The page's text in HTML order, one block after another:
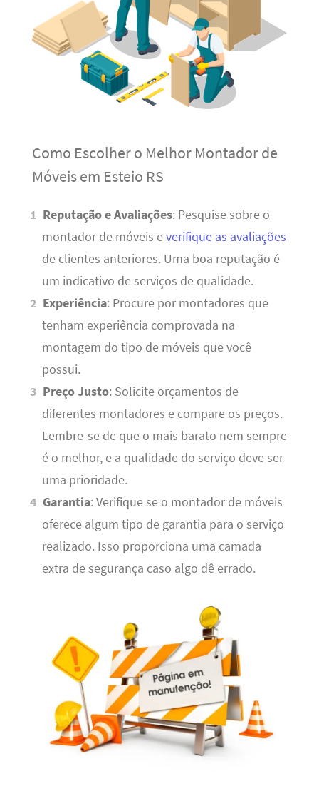
Como Escolher o Melhor Montador de
Móveis em Esteio RS
Reputação e Avaliações: Pesquise sobre o
montador de móveis everifique as avaliações
de clientes anteriores. Uma boa reputação é
um indicativo de serviços de qualidade.
Experiência: Procure por montadores que
tenham experiência comprovada na
montagem do tipo de móveis que você
possui.
Preço Justo: Solicite orçamentos de
diferentes montadores e compare os preços.
Lembre-se de que o mais barato nem sempre
é o melhor, e a qualidade do serviço deve ser
uma prioridade.
Garantia: Verifique se o montador de móveis
oferece algum tipo de garantia para o serviço
realizado. Isso proporciona uma camada
extra de segurança caso algo dê errado.